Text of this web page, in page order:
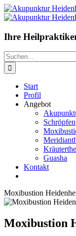
Zum
Inhalt
Ihre
Suche
nach:
Start
Profil
Angebot
Schröpfen
Guasha
Kontakt
Moxibustion
Moxibustion